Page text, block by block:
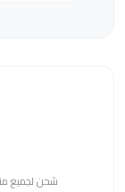
شحن لجميع